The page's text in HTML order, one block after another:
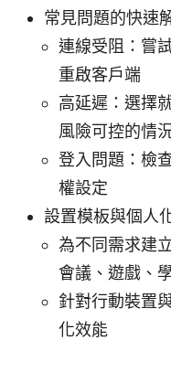
常見問題的快速
連線受阻：嘗
重啟客戶端
高延遲：選擇
風險可控的情況
登入問題：檢
權設定
設置模板與個人
為不同需求建
會議、遊戲、
針對行動裝置
化效能